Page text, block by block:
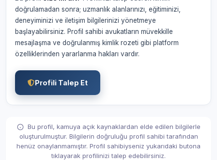
doğrulamadan sonra; uzmanlık alanlarınızı, eğitiminizi,
deneyiminizi ve iletişim bilgilerinizi yönetmeye
başlayabilirsiniz. Profil sahibi avukatların müvekkille
mesajlaşma ve doğrulanmış kimlik rozeti gibi platform
özelliklerinden yararlanma hakları vardır.
Profili Talep Et
Bu profil, kamuya açık kaynaklardan elde edilen bilgilerle
oluşturulmuştur. Bilgilerin doğruluğu profil sahibi tarafından
henüz onaylanmamıştır. Profil sahibiyseniz yukarıdaki butona
tıklayarak profilinizi talep edebilirsiniz.